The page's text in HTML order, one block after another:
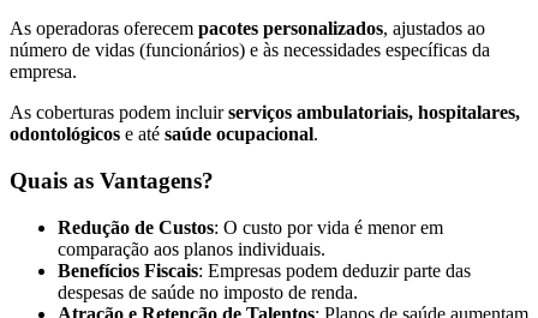
As operadoras oferecem pacotes personalizados, ajustados ao
número de vidas (funcionários) e às necessidades específicas da
empresa.
As coberturas podem incluirserviços ambulatoriais, hospitalares,
odontológicos e até saúde ocupacional.
Quais as Vantagens?
Redução de Custos: O custo por vida é menor em
comparação aos planos individuais.
Benefícios Fiscais: Empresas podem deduzir parte das
despesas de saúde no imposto de renda.
Atração e Retenção de Talentos: Planos de saúde aumentam